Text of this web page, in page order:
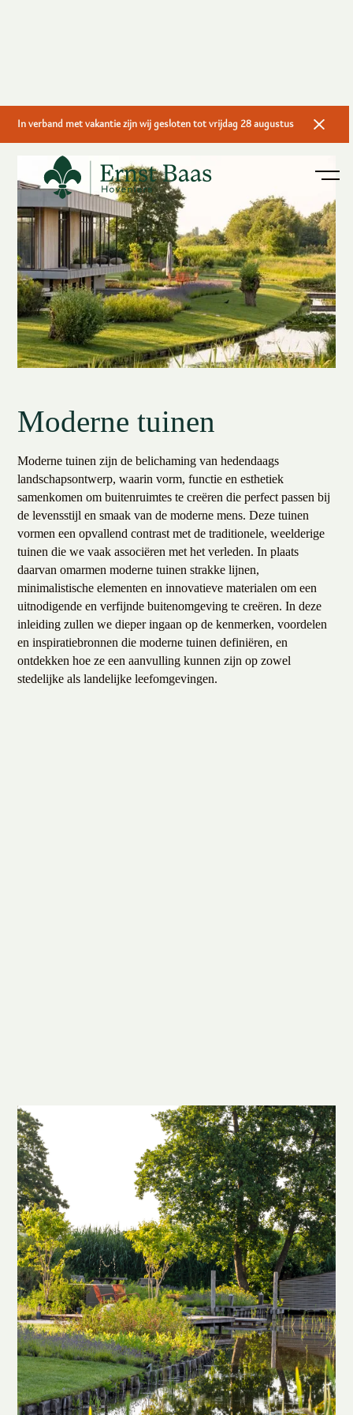
In verband met vakantie zijn wij gesloten tot vrijdag 28 augustus
Moderne tuinen
Moderne tuinen zijn de belichaming van hedendaags
landschapsontwerp, waarin vorm, functie en esthetiek
samenkomen om buitenruimtes te creëren die perfect passen bij
de levensstijl en smaak van de moderne mens. Deze tuinen
vormen een opvallend contrast met de traditionele, weelderige
tuinen die we vaak associëren met het verleden. In plaats
daarvan omarmen moderne tuinen strakke lijnen,
minimalistische elementen en innovatieve materialen om een
uitnodigende en verfijnde buitenomgeving te creëren. In deze
inleiding zullen we dieper ingaan op de kenmerken, voordelen
en inspiratiebronnen die moderne tuinen definiëren, en
ontdekken hoe ze een aanvulling kunnen zijn op zowel
stedelijke als landelijke leefomgevingen.